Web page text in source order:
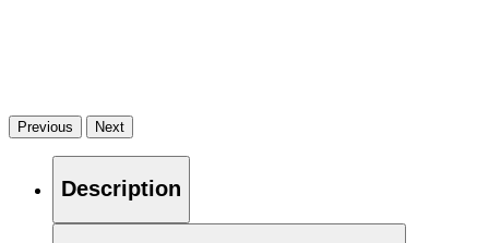
Previous Next
Description